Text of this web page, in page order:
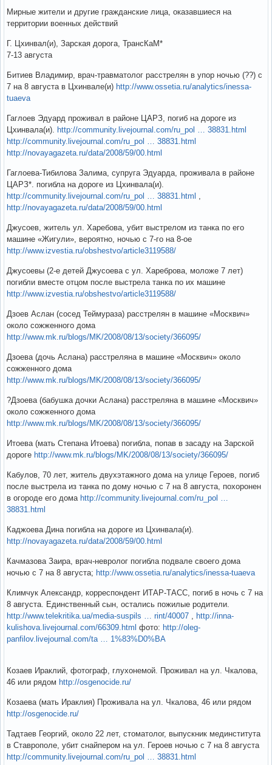
Мирные жители и другие гражданские лица, оказавшиеся на
территории военных действий
Г. Цхинвал(и), Зарская дорога, ТрансКаМ*
7-13 августа
Битиев Владимир, врач-травматолог расстрелян в упор ночью (??) с
7 на 8 августа в Цхинвале(и) http://www.ossetia.ru/analytics/inessa-
tuaeva
Гаглоев Эдуард проживал в районе ЦАРЗ, погиб на дороге из
Цхинвала(и).
http://community.livejournal.com/ru_pol … 38831.html
http://community.livejournal.com/ru_pol … 38831.html
http://novayagazeta.ru/data/2008/59/00.html
Гаглоева-Тибилова Залима, супруга Эдуарда, проживала в районе
ЦАРЗ*. погибла на дороге из Цхинвала(и).
http://community.livejournal.com/ru_pol … 38831.html
http://novayagazeta.ru/data/2008/59/00.html
Джусоев, житель ул. Харебова, убит выстрелом из танка по его
машине «Жигули», вероятно, ночью с 7-го на 8-ое
http://www.izvestia.ru/obshestvo/article3119588/
Джусоевы (2-е детей Джусоева с ул. Хареброва, моложе 7 лет)
погибли вместе отцом после выстрела танка по их машине
http://www.izvestia.ru/obshestvo/article3119588/
Дзоев Аслан (сосед Теймураза) расстрелян в машине «Москвич»
около сожженного дома
http://www.mk.ru/blogs/MK/2008/08/13/society/366095/
Дзоева (дочь Аслана) расстреляна в машине «Москвич» около
сожженного дома
http://www.mk.ru/blogs/MK/2008/08/13/society/366095/
?Дзоева (бабушка дочки Аслана) расстреляна в машине «Москвич»
около сожженного дома
http://www.mk.ru/blogs/MK/2008/08/13/society/366095/
Итоева (мать Степана Итоева) погибла, попав в засаду на Зарской
дороге http://www.mk.ru/blogs/MK/2008/08/13/society/366095/
Кабулов, 70 лет, житель двухэтажного дома на улице Героев, погиб
после выстрела из танка по дому ночью с 7 на 8 августа, похоронен
в огороде его дома http://community.livejournal.com/ru_pol …
38831.html
Каджоева Дина погибла на дороге из Цхинвала(и).
http://novayagazeta.ru/data/2008/59/00.html
Качмазова Заира, врач-невролог погибла подвале своего дома
ночью с 7 на 8 августа; http://www.ossetia.ru/analytics/inessa-tuaeva
Климчук Александр, корреспондент ИТАР-ТАСС, погиб в ночь с 7 на
8 августа. Единственный сын, остались пожилые родители.
http://www.telekritika.ua/media-suspils … rint/40007
http://inna-
kulishova.livejournal.com/66309.html фото: http://oleg-
panfilov.livejournal.com/ta … 1%83%D0%BA
Козаев Ираклий, фотограф, глухонемой. Проживал на ул. Чкалова,
46 или рядом http://osgenocide.ru/
Козаева (мать Ираклия) Проживала на ул. Чкалова, 46 или рядом
http://osgenocide.ru/
Тадтаев Георгий, около 22 лет, стоматолог, выпускник мединститута
в Ставрополе, убит снайпером на ул. Героев ночью с 7 на 8 августа
http://community.livejournal.com/ru_pol … 38831.html